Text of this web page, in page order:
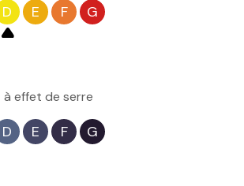
D E F G
à effet de serre
D E F G